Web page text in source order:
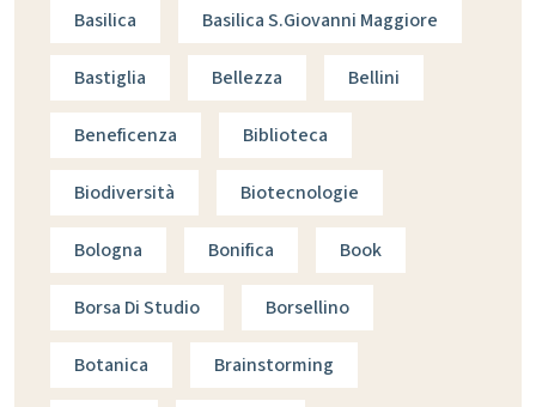
Basilica Basilica S.giovanni Maggiore
Bastiglia Bellezza Bellini
Beneficenza Biblioteca
Biodiversità Biotecnologie
Bologna Bonifica Book
Borsa Di Studio Borsellino
Botanica Brainstorming